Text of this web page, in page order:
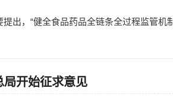
出，“健全食品药品全链条全过程监管机
局开始征求意见